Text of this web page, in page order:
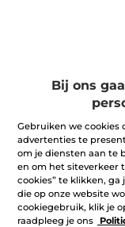
Alles begint
een
begrijpt dat
Bij ons
Gebruiken we cookies
advertenties te
om je diensten aan te
en om het siteverkeer
cookies” te klikken,
die op onze website
cookiegebruik, klik je
raadpleeg je ons